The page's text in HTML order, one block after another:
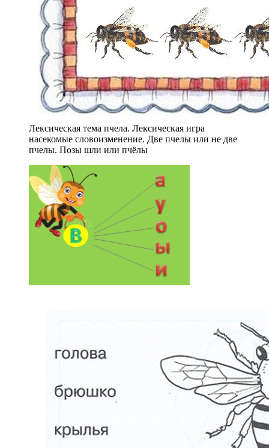
Лексическая тема пчела. Лексическая игра
насекомые словоизменение. Две пчелы или не две
пчелы. Позы шли или пчёлы